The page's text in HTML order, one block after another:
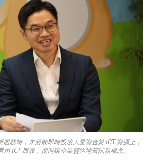
服務時，未必能即時投放大量資金於 ICT 資源上，
用 ICT 服務，便能讓企業靈活地嘗試新概念。